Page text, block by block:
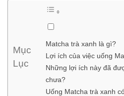
Mục
Lục
Matcha trà xanh là gì?
Lợi ích của việc uống
Những lợi ích này đã
chưa?
Uống Matcha trà xanh